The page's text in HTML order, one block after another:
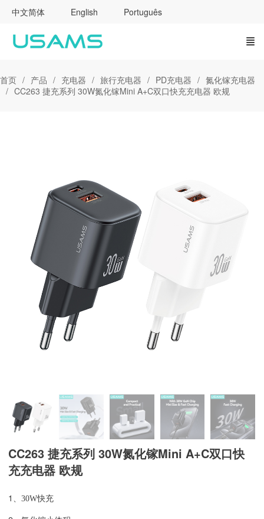
中文简体 English Português
首页 产品 充电器 旅行充电器 PD充电器
氮化镓充电器
CC263 捷充系列 30W氮化镓Mini A+C双口快充充电器 欧规
CC263 捷充系列 30W氮化镓Mini A+C双口快
充充电器 欧规
1、30W快充